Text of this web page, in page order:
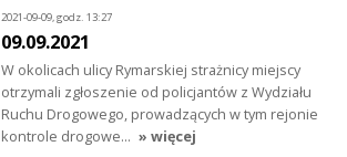
2021-09-09, godz. 13:27
09.09.2021
W okolicach ulicy Rymarskiej strażnicy miejscy
otrzymali zgłoszenie od policjantów z Wydziału
Ruchu Drogowego, prowadzących w tym rejonie
kontrole drogowe… » więcej